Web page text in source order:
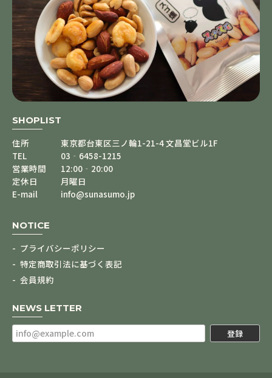
SHOPLIST
住所
東京都台東区三ノ輪1-21-4 文昌堂ビル1F
TEL
03‐6458-1215
営業時間
12:00‐20:00
定休日
月曜日
E-mail
info@sunasumo.jp
NOTICE
プライバシーポリシー
特定商取引法に基づく表記
会員規約
NEWS LETTER
登録